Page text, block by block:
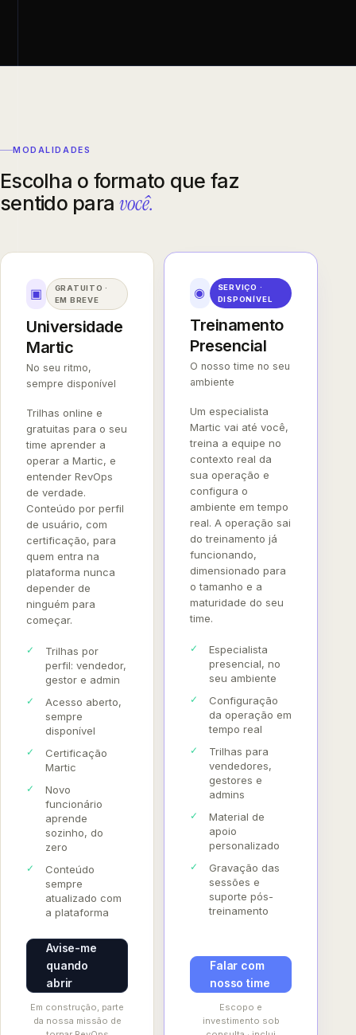
MODALIDADES
Escolha o formato que faz
sentido paravocê.
▣
GRATUITO ·
EM BREVE
Universidade
Martic
No seu ritmo,
sempre disponível
Trilhas online e
gratuitas para o seu
time aprender a
operar a Martic, e
entender RevOps
de verdade.
Conteúdo por perfil
de usuário, com
certificação, para
quem entra na
plataforma nunca
depender de
ninguém para
começar.
Trilhas por
perfil: vendedor,
gestor e admin
Acesso aberto,
sempre
disponível
Certificação
Martic
Novo
funcionário
aprende
sozinho, do
zero
Conteúdo
sempre
atualizado com
a plataforma
Avise-me
quando
abrir
Em construção, parte
da nossa missão de
◉
SERVIÇO ·
DISPONÍVEL
Treinamento
Presencial
O nosso time no seu
ambiente
Um especialista
Martic vai até você,
treina a equipe no
contexto real da
sua operação e
configura o
ambiente em tempo
real. A operação sai
do treinamento já
funcionando,
dimensionado para
o tamanho e a
maturidade do seu
time.
Especialista
presencial, no
seu ambiente
Configuração
da operação em
tempo real
Trilhas para
vendedores,
gestores e
admins
Material de
apoio
personalizado
Gravação das
sessões e
suporte pós-
treinamento
Falar com
nosso time
Escopo e
investimento sob